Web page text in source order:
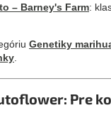
– Barney's Farm:
Genetiky
Pre